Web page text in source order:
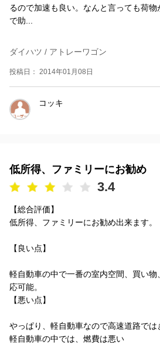
るので加速も良い。なんと言っても荷
で助...
ダイハツ / アトレーワゴン
投稿日： 2014年01月08日
コッキ
低所得、ファミリーにお勧め
3.4
【総合評価】
低所得、ファミリーにお勧め出来ます。
【良い点】
軽自動車の中で一番の室内空間、買い
応可能。
【悪い点】
やっぱり、軽自動車なので高速道路では
軽自動車の中では、燃費は悪い